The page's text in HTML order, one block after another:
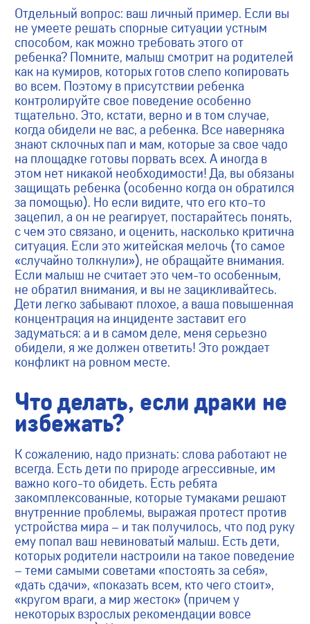
Отдельный вопрос: ваш личный пример. Если вы
не умеете решать спорные ситуации устным
способом, как можно требовать этого от
ребенка? Помните, малыш смотрит на родителей
как на кумиров, которых готов слепо копировать
во всем. Поэтому в присутствии ребенка
контролируйте свое поведение особенно
тщательно. Это, кстати, верно и в том случае,
когда обидели не вас, а ребенка. Все наверняка
знают склочных пап и мам, которые за свое чадо
на площадке готовы порвать всех. А иногда в
этом нет никакой необходимости! Да, вы обязаны
защищать ребенка (особенно когда он обратился
за помощью). Но если видите, что его кто-то
зацепил, а он не реагирует, постарайтесь понять,
с чем это связано, и оценить, насколько критична
ситуация. Если это житейская мелочь (то самое
«случайно толкнули»), не обращайте внимания.
Если малыш не считает это чем-то особенным,
не обратил внимания, и вы не зацикливайтесь.
Дети легко забывают плохое, а ваша повышенная
концентрация на инциденте заставит его
задуматься: а и в самом деле, меня серьезно
обидели, я же должен ответить! Это рождает
конфликт на ровном месте.
Что делать, если драки не
избежать?
К сожалению, надо признать: слова работают не
всегда. Есть дети по природе агрессивные, им
важно кого-то обидеть. Есть ребята
закомплексованные, которые тумаками решают
внутренние проблемы, выражая протест против
устройства мира – и так получилось, что под руку
ему попал ваш невиноватый малыш. Есть дети,
которых родители настроили на такое поведение
– теми самыми советами «постоять за себя»,
«дать сдачи», «показать всем, кто чего стоит»,
«кругом враги, а мир жесток» (причем у
некоторых взрослых рекомендации вовсе